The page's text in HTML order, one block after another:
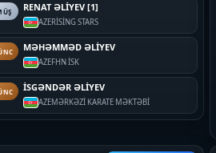
RENAT ƏLİYEV [1]
AZERİSİNG STARS
MƏHƏMMƏD ƏLİYEV
AZEFHN İSK
İSGƏNDƏR ƏLİYEV
AZEMƏRKƏZİ KARATE MƏKTƏBİ